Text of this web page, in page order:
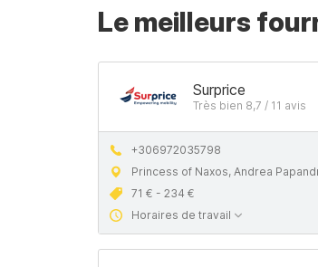
Le meilleurs
Surprice
Très bien 8,7 / 11 avis
+306972035798
Princess of Naxos, Andrea Papandreou
71 € - 234 €
Horaires de travail